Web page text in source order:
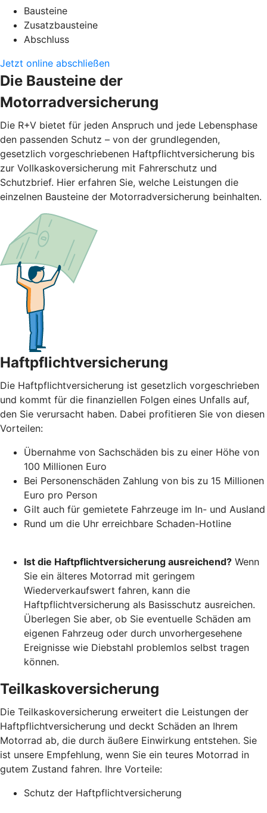
Bausteine
Zusatzbausteine
Abschluss
Jetzt online abschließen
Die Bausteine der
Motorradversicherung
Die R+V bietet für jeden Anspruch und jede Lebensphase
den passenden Schutz – von der grundlegenden,
gesetzlich vorgeschriebenen Haftpflichtversicherung bis
zur Vollkaskoversicherung mit Fahrerschutz und
Schutzbrief. Hier erfahren Sie, welche Leistungen die
einzelnen Bausteine der Motorradversicherung beinhalten.
Haftpflichtversicherung
Die Haftpflichtversicherung ist gesetzlich vorgeschrieben
und kommt für die finanziellen Folgen eines Unfalls auf,
den Sie verursacht haben. Dabei profitieren Sie von diesen
Vorteilen:
Übernahme von Sachschäden bis zu einer Höhe von
100 Millionen Euro
Bei Personenschäden Zahlung von bis zu 15 Millionen
Euro pro Person
Gilt auch für gemietete Fahrzeuge im In- und Ausland
Rund um die Uhr erreichbare Schaden-Hotline
Ist die Haftpflichtversicherung ausreichend? Wenn
Sie ein älteres Motorrad mit geringem
Wiederverkaufswert fahren, kann die
Haftpflichtversicherung als Basisschutz ausreichen.
Überlegen Sie aber, ob Sie eventuelle Schäden am
eigenen Fahrzeug oder durch unvorhergesehene
Ereignisse wie Diebstahl problemlos selbst tragen
können.
Teilkaskoversicherung
Die Teilkaskoversicherung erweitert die Leistungen der
Haftpflichtversicherung und deckt Schäden an Ihrem
Motorrad ab, die durch äußere Einwirkung entstehen. Sie
ist unsere Empfehlung, wenn Sie ein teures Motorrad in
gutem Zustand fahren. Ihre Vorteile:
Schutz der Haftpflichtversicherung